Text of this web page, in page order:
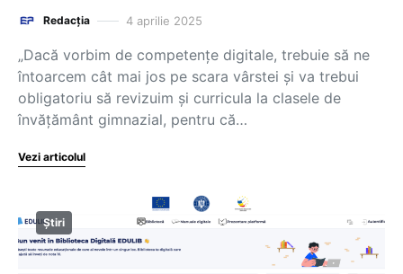
Redacția 4 aprilie 2025
„Dacă vorbim de competenţe digitale, trebuie să ne
întoarcem cât mai jos pe scara vârstei şi va trebui
obligatoriu să revizuim şi curricula la clasele de
învăţământ gimnazial, pentru că…
Vezi articolul
Știri